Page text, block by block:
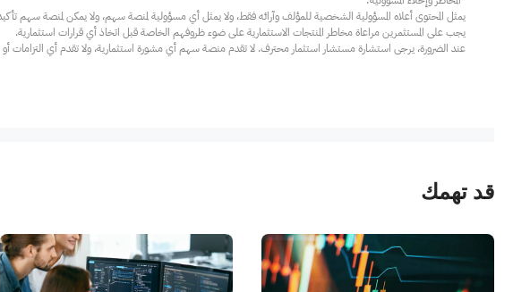
عند الضرورة، يرجى استشارة مستشار استثمار محترف. لا تقدم منصة سهم أي مشورة استثمارية، ولا تقدم أي التزامات
قد تهمك